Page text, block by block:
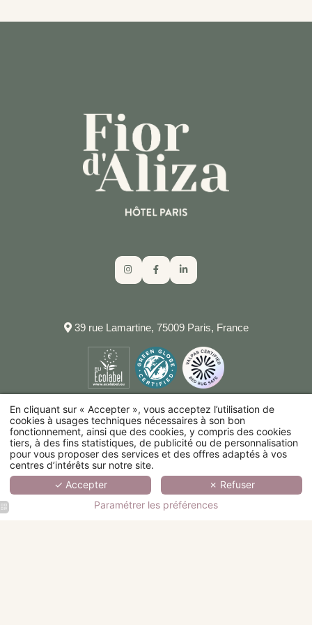
39 rue Lamartine, 75009 Paris, France
En cliquant sur « Accepter », vous acceptez l’utilisation de
cookies à usages techniques nécessaires à son bon
fonctionnement, ainsi que des cookies, y compris des cookies
tiers, à des fins statistiques, de publicité ou de personnalisation
pour vous proposer des services et des offres adaptés à vos
centres d’intérêts sur notre site.
✓ Accepter
✗ Refuser
Paramétrer les préférences